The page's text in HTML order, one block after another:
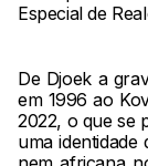
Especial de
De Djoek a
em 1996 ao
2022, o que se
uma identidade